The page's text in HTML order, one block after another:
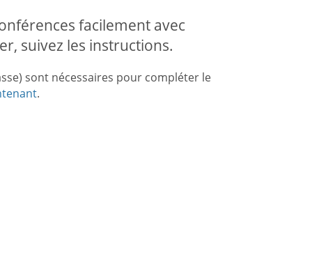
facilement avec
suivez les instructions.
sont nécessaires pour compléter le
.